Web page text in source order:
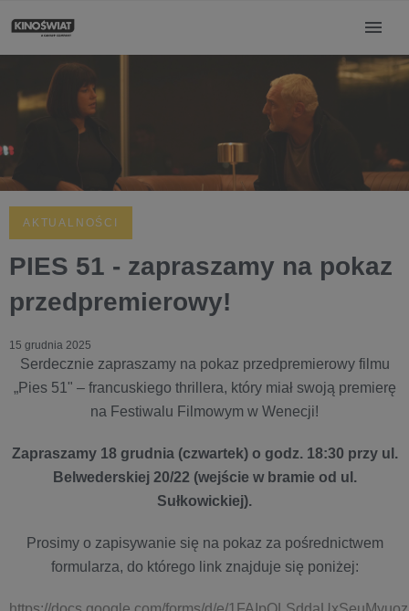
AKTUALNOŚCI
PIES 51 - zapraszamy na pokaz
przedpremierowy!
15 grudnia 2025
Serdecznie zapraszamy na pokaz przedpremierowy filmu
„Pies 51" – francuskiego thrillera, który miał swoją premierę
na Festiwalu Filmowym w Wenecji!
Zapraszamy 18 grudnia (czwartek) o godz. 18:30 przy ul.
Belwederskiej 20/22 (wejście w bramie od ul.
Sułkowickiej).
Prosimy o zapisywanie się na pokaz za pośrednictwem
formularza, do którego link znajduje się poniżej: